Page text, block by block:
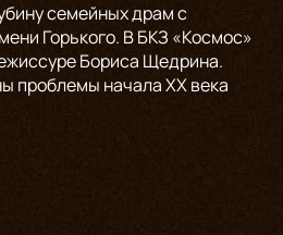
семейных драм с
Горького. В БКЗ «Космос»
Бориса Щедрина.
проблемы начала XX века